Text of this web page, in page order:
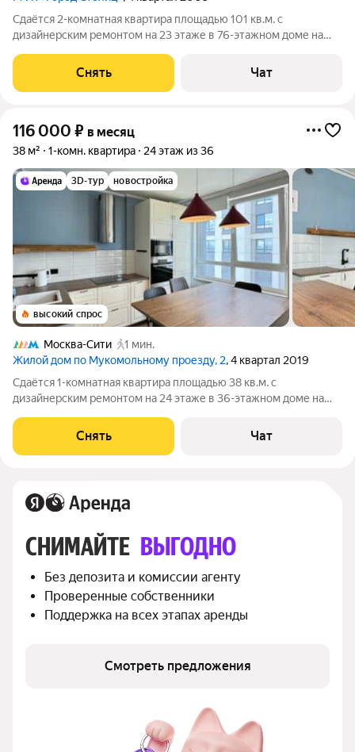
Сдаётся 2-комнатная квартира площадью 101 кв.м. с
дизайнерским ремонтом на 23 этаже в 76-этажном доме на
Стиральная машина Сушильная машина Холодильник
Посудомоечная машина
Снять Чат
116 000 ₽ в месяц
38 м² 1-комн. квартира 24 этаж из 36
3D-тур новостройка
высокий спрос
Москва-Сити
1 мин.
Жилой дом по Мукомольному проезду, 2, 4 квартал 2019
Сдаётся 1-комнатная квартира площадью 38 кв.м. с
дизайнерским ремонтом на 24 этаже в 36-этажном доме на
Снять Чат
СНИМАЙТЕ ВЫГОДНО
Без депозита и комиссии агенту
Проверенные собственники
Поддержка на всех этапах аренды
Смотреть предложения